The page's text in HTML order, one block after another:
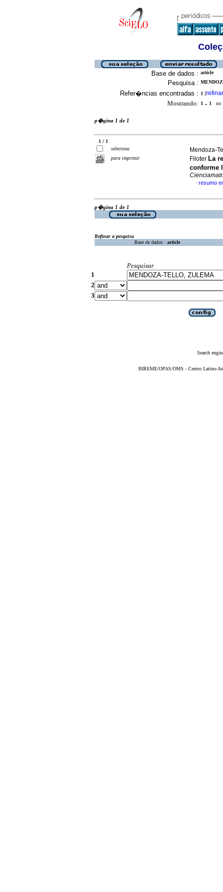
Base de dados : article
Pesquisa :
Refer�ncias encontradas : 1 [refinar
Mostrando: 1 .. 1 no
p�gina 1 de 1
1 / 1
seleciona
para imprimir
Mendoza-
Filoter La
conforme
· resumo
p�gina 1 de 1
Refinar a pesquisa
Base de dados : article
Pesquisar
1
2
3
Search
BIREME/OPAS/OMS - Centro Latino-